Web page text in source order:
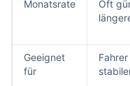
Monatsrate
Oft
Geeignet
für